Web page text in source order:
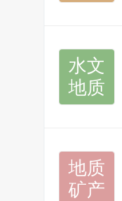
水文
地质
地质
矿产